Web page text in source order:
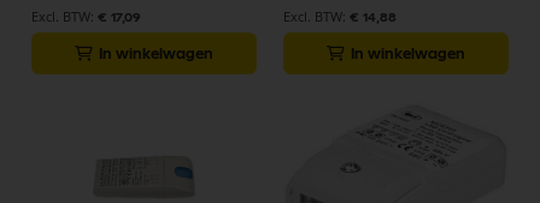
€ 17,09
In winkelwagen
€ 14,88
In winkelwagen